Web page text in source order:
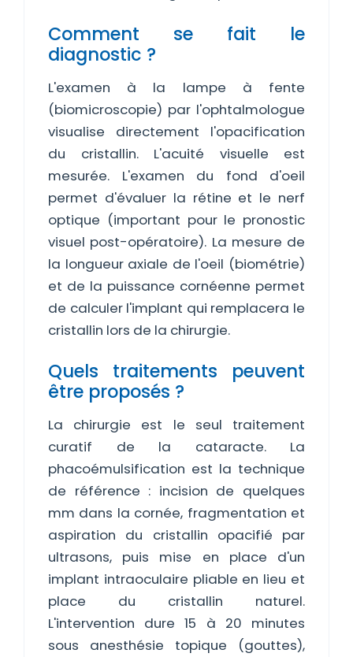
Comment se fait le
diagnostic ?
L'examen à la lampe à fente
(biomicroscopie) par l'ophtalmologue
visualise directement l'opacification
du cristallin. L'acuité visuelle est
mesurée. L'examen du fond d'oeil
permet d'évaluer la rétine et le nerf
optique (important pour le pronostic
visuel post-opératoire). La mesure de
la longueur axiale de l'oeil (biométrie)
et de la puissance cornéenne permet
de calculer l'implant qui remplacera le
cristallin lors de la chirurgie.
Quels traitements peuvent
être proposés ?
La chirurgie est le seul traitement
curatif de la cataracte. La
phacoémulsification est la technique
de référence : incision de quelques
mm dans la cornée, fragmentation et
aspiration du cristallin opacifié par
ultrasons, puis mise en place d'un
implant intraoculaire pliable en lieu et
place du cristallin naturel.
L'intervention dure 15 à 20 minutes
sous anesthésie topique (gouttes),